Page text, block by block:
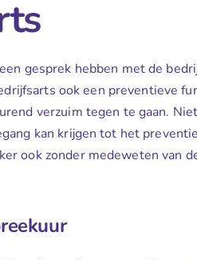
gesprek hebben met de
ook een preventieve
verzuim tegen te gaan.
kan krijgen tot het
ook zonder medeweten van